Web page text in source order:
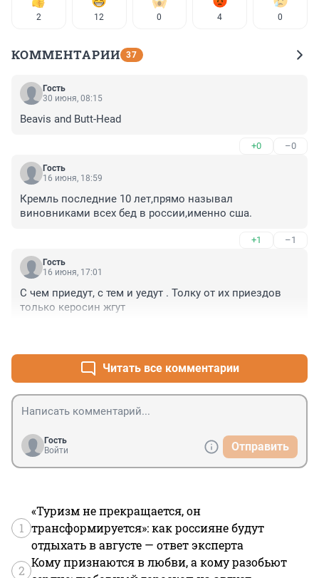
2 12 0 4 0
КОММЕНТАРИИ 37
Гость
30 июня, 08:15
Beavis and Butt-Head
+0 –0
Гость
16 июня, 18:59
Кремль последние 10 лет,прямо называл
виновниками всех бед в россии,именно сша.
+1 –1
Гость
16 июня, 17:01
С чем приедут, с тем и уедут . Толку от их приездов
только керосин жгут
Читать все комментарии
Гость
Войти
Отправить
1
«Туризм не прекращается, он
трансформируется»: как россияне будут
отдыхать в августе — ответ эксперта
2
Кому признаются в любви, а кому разобьют